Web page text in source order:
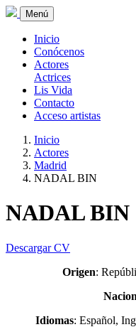
Menú
Inicio
Conócenos
Actores
Actrices
Lis Vida
Contacto
Acceso artistas
Inicio
Actores
Madrid
NADAL BIN
NADAL BIN
Descargar CV
Origen:
Idiomas: Español,